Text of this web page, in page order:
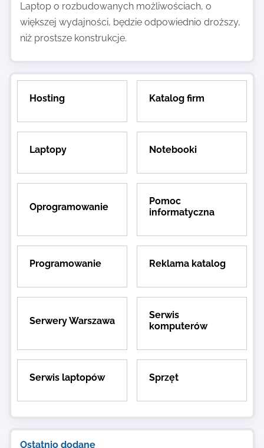
Ostatnio dodane
Laptop o rozbudowanych możliwościach, o
większej wydajności, będzie odpowiednio droższy,
niż prostsze konstrukcje.
Hosting Katalog firm
Laptopy Notebooki
Oprogramowanie
Pomoc
informatyczna
Programowanie Reklama katalog
Serwery Warszawa
Serwis
komputerów
Serwis laptopów Sprzęt